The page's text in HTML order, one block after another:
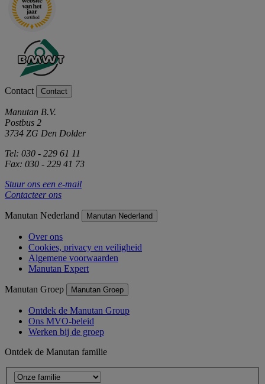
Contact Contact
Manutan B.V.
Postbus 2
3734 ZG Den Dolder
Tel: 030 - 229 61 11
Fax: 030 - 229 41 73
Stuur ons een e-mail
Contacteer ons
Manutan Nederland Manutan Nederland
Over ons
Cookies, privacy en veiligheid
Algemene voorwaarden
Manutan Expert
Manutan Groep Manutan Groep
Ontdek de Manutan Group
Ons MVO-beleid
Werken bij de groep
Ontdek de Manutan familie